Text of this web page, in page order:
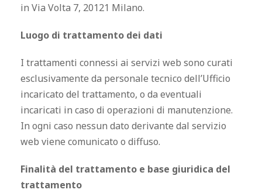
in Via Volta 7, 20121 Milano.
Luogo di trattamento dei dati
I trattamenti connessi ai servizi web sono curati
esclusivamente da personale tecnico dell’Ufficio
incaricato del trattamento, o da eventuali
incaricati in caso di operazioni di manutenzione.
In ogni caso nessun dato derivante dal servizio
web viene comunicato o diffuso.
Finalità del trattamento e base giuridica del
trattamento